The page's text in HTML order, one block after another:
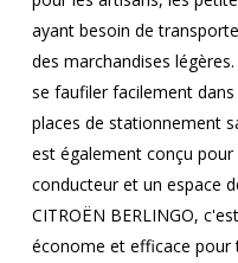
ayant besoin de
des marchandises
se faufiler facilement
places de stationnement
est également conçu
conducteur et un espace
CITROËN BERLINGO,
économe et efficace pour